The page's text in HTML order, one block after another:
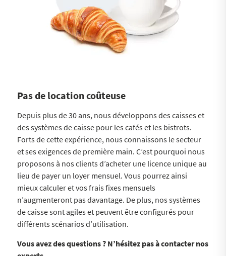
Pas de location coûteuse
Depuis plus de 30 ans, nous développons des caisses et
des systèmes de caisse pour les cafés et les bistrots.
Forts de cette expérience, nous connaissons le secteur
et ses exigences de première main. C’est pourquoi nous
proposons à nos clients d’acheter une licence unique au
lieu de payer un loyer mensuel. Vous pourrez ainsi
mieux calculer et vos frais fixes mensuels
n’augmenteront pas davantage. De plus, nos systèmes
de caisse sont agiles et peuvent être configurés pour
différents scénarios d’utilisation.
Vous avez des questions ? N’hésitez pas à contacter nos